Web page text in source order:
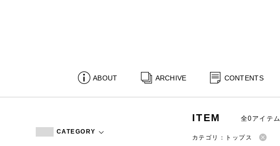
ABOUT ARCHIVE CONTENTS
CATEGORY
ITEM 全0アイテム
カテゴリ：トップス